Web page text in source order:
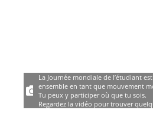
La Journée mondiale de l’étudiant
ensemble en tant que mouvement
Tu peux y participer où que tu sois.
Regardez la vidéo pour trouver